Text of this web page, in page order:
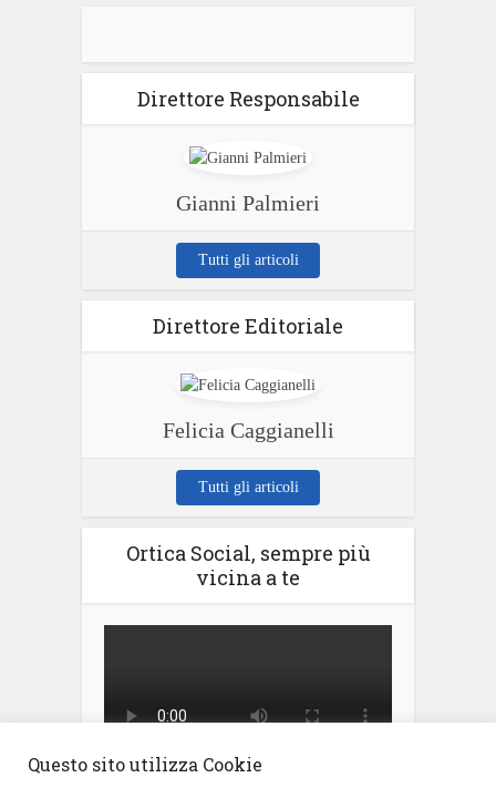
Direttore Responsabile
Gianni Palmieri
Tutti gli articoli
Direttore Editoriale
Felicia Caggianelli
Tutti gli articoli
Ortica Social, sempre più
vicina a te
Questo sito utilizza Cookie